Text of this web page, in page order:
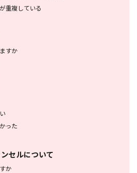
重複している
すか
った
セルについて
か